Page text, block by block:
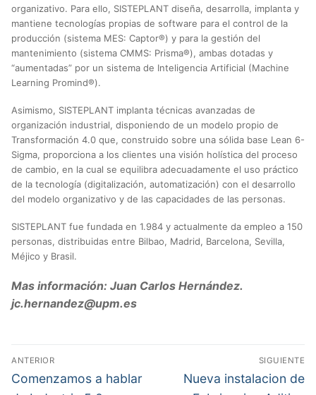
organizativo. Para ello, SISTEPLANT diseña, desarrolla, implanta y
mantiene tecnologías propias de software para el control de la
producción (sistema MES: Captor®) y para la gestión del
mantenimiento (sistema CMMS: Prisma®), ambas dotadas y
“aumentadas” por un sistema de Inteligencia Artificial (Machine
Learning Promind®).
Asimismo, SISTEPLANT implanta técnicas avanzadas de
organización industrial, disponiendo de un modelo propio de
Transformación 4.0 que, construido sobre una sólida base Lean 6-
Sigma, proporciona a los clientes una visión holística del proceso
de cambio, en la cual se equilibra adecuadamente el uso práctico
de la tecnología (digitalización, automatización) con el desarrollo
del modelo organizativo y de las capacidades de las personas.
SISTEPLANT fue fundada en 1.984 y actualmente da empleo a 150
personas, distribuidas entre Bilbao, Madrid, Barcelona, Sevilla,
Méjico y Brasil.
Mas información: Juan Carlos Hernández.
jc.hernandez@upm.es
Navegación
de
ANTERIOR
Entrada
Comenzamos a hablar
SIGUIENTE
Entrada
Nueva instalacion de